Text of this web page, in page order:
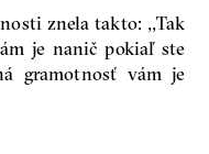
znela takto: ,,Tak
je nanič pokiaľ ste
gramotnosť vám je